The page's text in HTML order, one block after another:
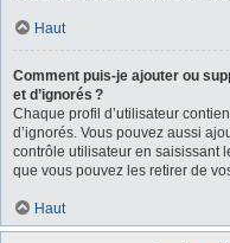
Haut
Comment puis-je ajouter ou
et d’ignorés ?
Chaque profil d’utilisateur
d’ignorés. Vous pouvez aussi
contrôle utilisateur en saisissant
que vous pouvez les retirer de
Haut